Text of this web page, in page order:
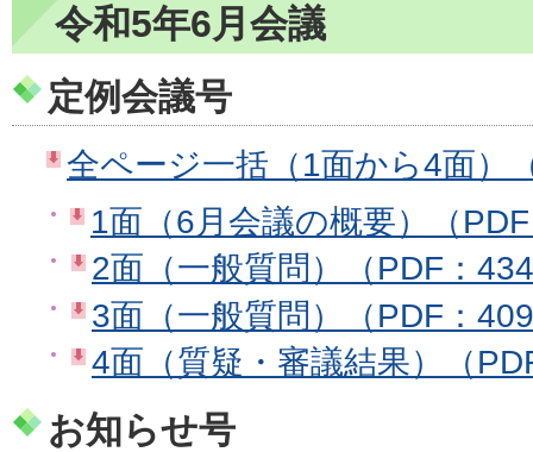
令和5年6月会議
定例会議号
全ページ一括（1面から4面）
1面（6月会議の概要）（
2面（一般質問）（PDF：
3面（一般質問）（PDF：
4面（質疑・審議結果）（
お知らせ号